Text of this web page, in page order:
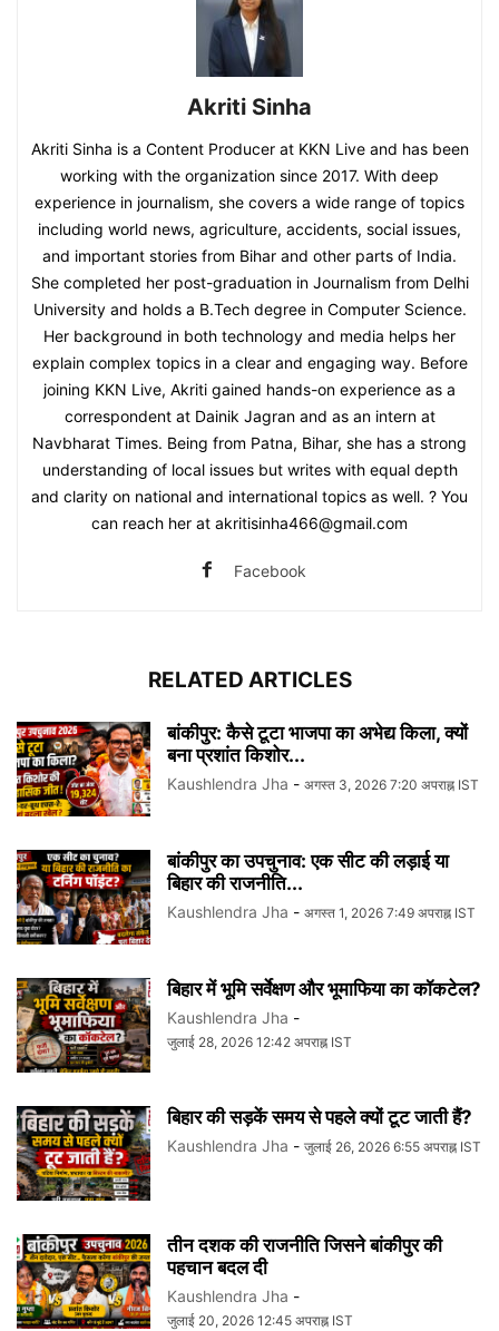
Akriti Sinha
Akriti Sinha is a Content Producer at KKN Live and has been
working with the organization since 2017. With deep
experience in journalism, she covers a wide range of topics
including world news, agriculture, accidents, social issues,
and important stories from Bihar and other parts of India.
She completed her post-graduation in Journalism from Delhi
University and holds a B.Tech degree in Computer Science.
Her background in both technology and media helps her
explain complex topics in a clear and engaging way. Before
joining KKN Live, Akriti gained hands-on experience as a
correspondent at Dainik Jagran and as an intern at
Navbharat Times. Being from Patna, Bihar, she has a strong
understanding of local issues but writes with equal depth
and clarity on national and international topics as well. ? You
can reach her at akritisinha466@gmail.com
Facebook
RELATED ARTICLES
बांकीपुर: कैसे टूटा भाजपा का अभेद्य किला, क्यों
बना प्रशांत किशोर...
Kaushlendra Jha - अगस्त 3, 2026 7:20 अपराह्न IST
बांकीपुर का उपचुनाव: एक सीट की लड़ाई या
बिहार की राजनीति...
Kaushlendra Jha - अगस्त 1, 2026 7:49 अपराह्न IST
बिहार में भूमि सर्वेक्षण और भूमाफिया का कॉकटेल?
Kaushlendra Jha -
जुलाई 28, 2026 12:42 अपराह्न IST
बिहार की सड़कें समय से पहले क्यों टूट जाती हैं?
Kaushlendra Jha - जुलाई 26, 2026 6:55 अपराह्न IST
तीन दशक की राजनीति जिसने बांकीपुर की
पहचान बदल दी
Kaushlendra Jha -
जुलाई 20, 2026 12:45 अपराह्न IST